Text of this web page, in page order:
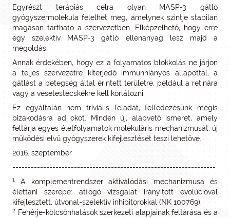
Egyrészt terápiás célra olyan MASP-3 gátló
gyógyszermolekula felelhet meg, amelynek szintje stabilan
magasan tartható a szervezetben. Elképzelhető, hogy erre
egy szelektív MASP-3 gátló ellenanyag lesz majd a
megoldás.
Annak érdekében, hogy ez a folyamatos blokkolás ne járjon
a teljes szervezetre kiterjedő immunhiányos állapottal, a
gátlást a betegség által érintett területre, például a retinára
vagy a vesetestecskékre kell korlátozni.
Ez egyáltalán nem triviális feladat, felfedezésünk mégis
bizakodásra ad okot. Minden új, alapvető ismeret, amely
feltárja egyes életfolyamatok molekuláris mechanizmusát, új
működési elvű gyógyszerek kifejlesztését teszi lehetővé.
2016. szeptember
------------------------------------------------------------------
1
A komplementrendszer aktiválódási mechanizmusa és
élettani szerepe: átfogó vizsgálat irányított evolúcióval
kifejlesztett, útvonal-szelektív inhibitorokkal (NK 100769).
2 Fehérje-kölcsönhatások szerkezeti alapjainak feltárása és a